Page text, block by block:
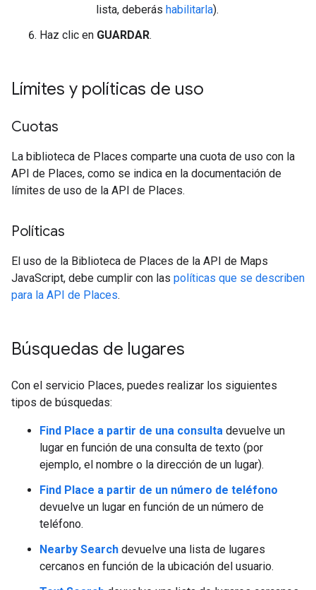
lista, deberás habilitarla).
Haz clic en GUARDAR.
Límites y políticas de uso
Cuotas
La biblioteca de Places comparte una cuota de uso con la
API de Places, como se indica en la documentación de
límites de uso de la API de Places.
Políticas
El uso de la Biblioteca de Places de la API de Maps
JavaScript, debe cumplir con las políticas que se describen
para la API de Places.
Búsquedas de lugares
Con el servicio Places, puedes realizar los siguientes
tipos de búsquedas:
Find Place a partir de una consulta devuelve un
lugar en función de una consulta de texto (por
ejemplo, el nombre o la dirección de un lugar).
Find Place a partir de un número de teléfono
devuelve un lugar en función de un número de
teléfono.
Nearby Search devuelve una lista de lugares
cercanos en función de la ubicación del usuario.